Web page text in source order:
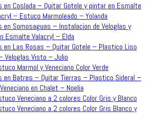
en Coslada – Quitar Gotele y pintar en Esmalte
– Estuco Marmoleado – Yolanda
en Somosaguas – Instalacion de Veloglas y
Esmalte Valacryl – Elda
en Las Rosas – Quitar Gotele – Plastico Liso
Veloglas Visto – Julio
Marmol y Veneciano Color Verde
en Batres – Quitar Tierras – Plastico Sideral –
en Chalet – Noelia
Veneciano a 2 colores Color Gris y Blanco
Veneciano a 2 colores Color Gris Blanco y